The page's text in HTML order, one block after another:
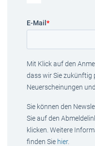
E-Mail *
Mit Klick auf den
dass wir Sie zukünftig
Neuerscheinungen
Sie können den
Sie auf den
klicken. Weitere
finden Sie hier.